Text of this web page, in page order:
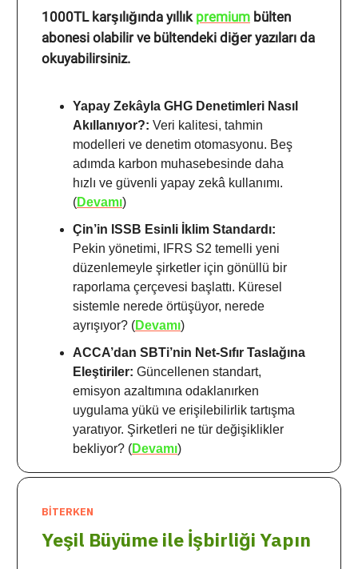
1000TL karşılığında yıllık premium bülten
abonesi olabilir ve bültendeki diğer yazıları da
okuyabilirsiniz.
Yapay Zekâyla GHG Denetimleri Nasıl
Akıllanıyor?: Veri kalitesi, tahmin
modelleri ve denetim otomasyonu. Beş
adımda karbon muhasebesinde daha
hızlı ve güvenli yapay zekâ kullanımı.
(Devamı)
Çin’in ISSB Esinli İklim Standardı:
Pekin yönetimi, IFRS S2 temelli yeni
düzenlemeyle şirketler için gönüllü bir
raporlama çerçevesi başlattı. Küresel
sistemle nerede örtüşüyor, nerede
ayrışıyor? (Devamı)
ACCA’dan SBTi’nin Net-Sıfır Taslağına
Eleştiriler: Güncellenen standart,
emisyon azaltımına odaklanırken
uygulama yükü ve erişilebilirlik tartışma
yaratıyor. Şirketleri ne tür değişiklikler
bekliyor? (Devamı)
BİTERKEN
Yeşil Büyüme ile İşbirliği Yapın